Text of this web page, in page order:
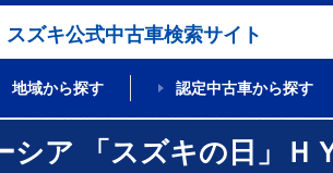
スズキ公式中古車検索サイト
地域から探す 認定中古車から探す
シア 「スズキの日」